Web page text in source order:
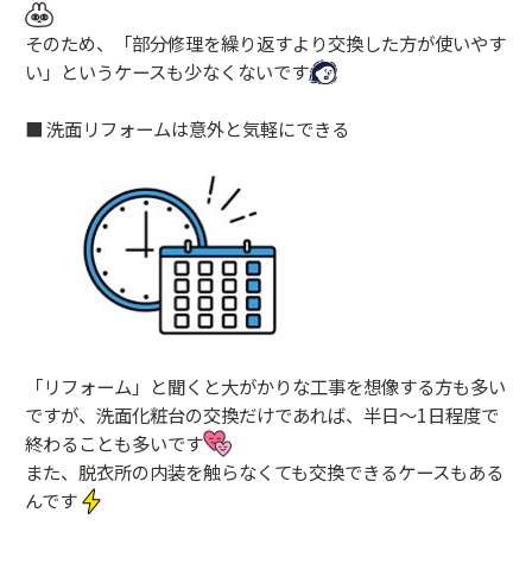
そのため、「部分修理を繰り返すより交換した方が使いやす
い」というケースも少なくないです
■ 洗面リフォームは意外と気軽にできる
「リフォーム」と聞くと大がかりな工事を想像する方も多い
ですが、洗面化粧台の交換だけであれば、半日〜1日程度で
終わることも多いです
また、脱衣所の内装を触らなくても交換できるケースもある
んです